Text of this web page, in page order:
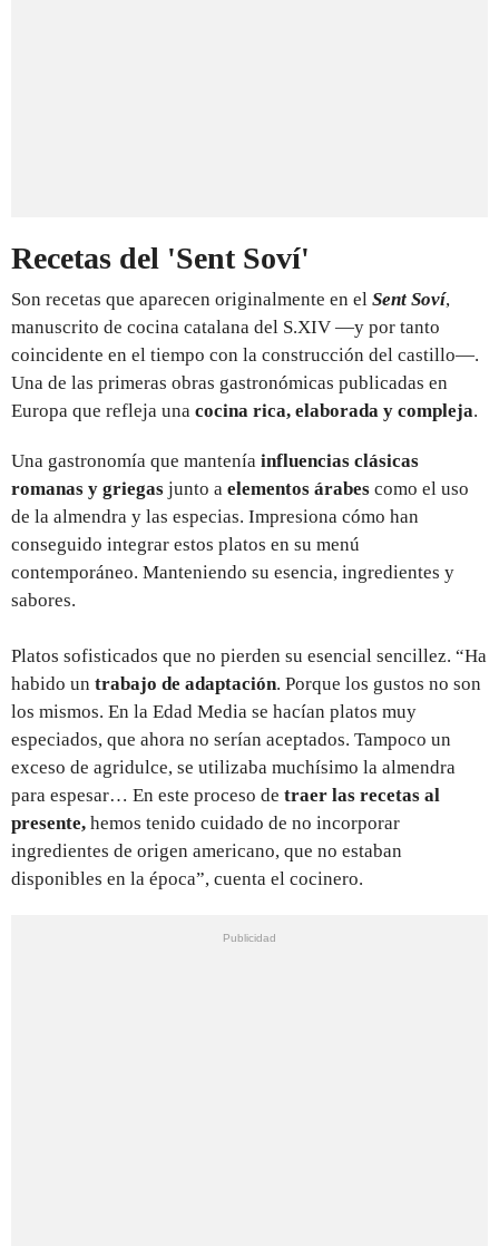
Recetas del 'Sent Soví'
Son recetas que aparecen originalmente en el Sent Soví,
manuscrito de cocina catalana del S.XIV —y por tanto
coincidente en el tiempo con la construcción del castillo—.
Una de las primeras obras gastronómicas publicadas en
Europa que refleja una cocina rica, elaborada y compleja.
Una gastronomía que mantenía influencias clásicas
romanas y griegas junto a elementos árabes como el uso
de la almendra y las especias. Impresiona cómo han
conseguido integrar estos platos en su menú
contemporáneo. Manteniendo su esencia, ingredientes y
sabores.
Platos sofisticados que no pierden su esencial sencillez. “Ha
habido un trabajo de adaptación. Porque los gustos no son
los mismos. En la Edad Media se hacían platos muy
especiados, que ahora no serían aceptados. Tampoco un
exceso de agridulce, se utilizaba muchísimo la almendra
para espesar… En este proceso de traer las recetas al
presente, hemos tenido cuidado de no incorporar
ingredientes de origen americano, que no estaban
disponibles en la época”, cuenta el cocinero.